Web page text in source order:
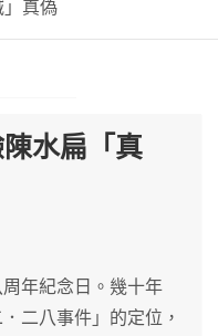
」真偽
水扁「真
年紀念日。幾十年
二八事件」的定位，